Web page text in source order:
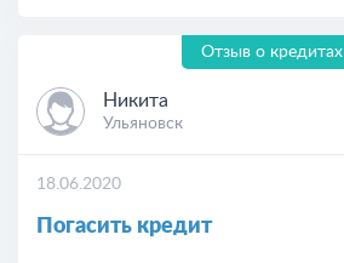
Отзыв о кредитах
Никита
Ульяновск
18.06.2020
Погасить кредит